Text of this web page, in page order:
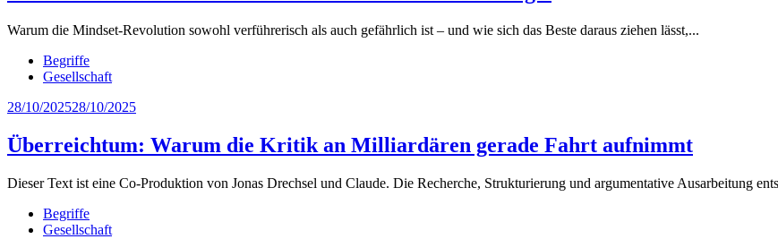
Warum die Mindset-Revolution sowohl verführerisch als auch gefährlich ist – und wie sich das Beste daraus ziehen lässt,...
Begriffe
Gesellschaft
28/10/202528/10/2025
Überreichtum: Warum die Kritik an Milliardären gerade Fahrt aufnimmt
Dieser Text ist eine Co-Produktion von Jonas Drechsel und Claude. Die Recherche, Strukturierung und argumentative Ausarbeitung
Begriffe
Gesellschaft